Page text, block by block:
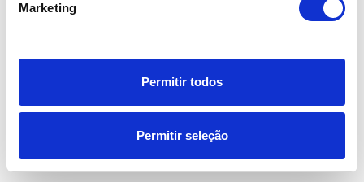
Marketing
Permitir todos
Permitir seleção